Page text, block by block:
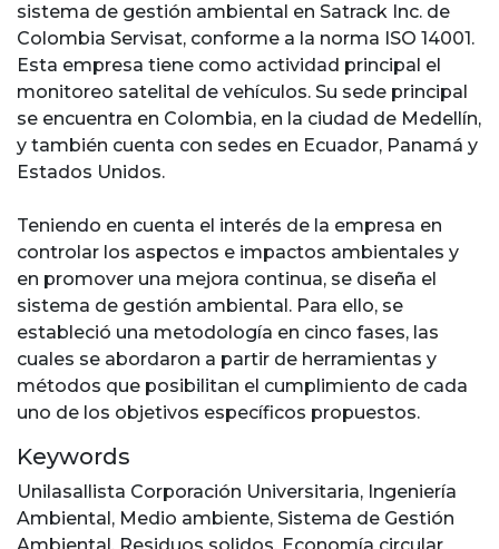
sistema de gestión ambiental en Satrack Inc. de
Colombia Servisat, conforme a la norma ISO 14001.
Esta empresa tiene como actividad principal el
monitoreo satelital de vehículos. Su sede principal
se encuentra en Colombia, en la ciudad de Medellín,
y también cuenta con sedes en Ecuador, Panamá y
Estados Unidos.
Teniendo en cuenta el interés de la empresa en
controlar los aspectos e impactos ambientales y
en promover una mejora continua, se diseña el
sistema de gestión ambiental. Para ello, se
estableció una metodología en cinco fases, las
cuales se abordaron a partir de herramientas y
métodos que posibilitan el cumplimiento de cada
uno de los objetivos específicos propuestos.
Keywords
Unilasallista Corporación Universitaria, Ingeniería
Ambiental, Medio ambiente, Sistema de Gestión